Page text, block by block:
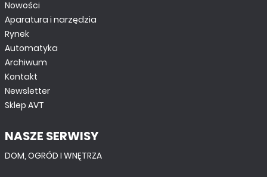
Nowości
Aparatura i narzędzia
Rynek
Automatyka
Archiwum
Kontakt
Newsletter
Sklep AVT
NASZE SERWISY
DOM, OGRÓD I WNĘTRZA